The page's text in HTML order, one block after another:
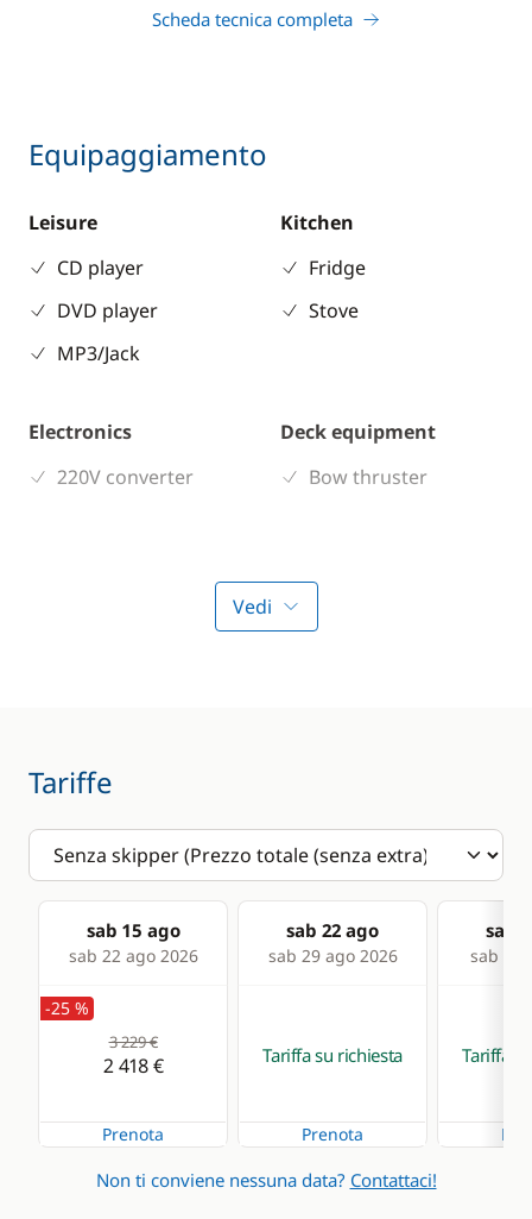
Scheda tecnica completa
Equipaggiamento
Leisure
CD player
DVD player
MP3/Jack
Kitchen
Fridge
Stove
Electronics
220V converter
Deck equipment
Bow thruster
Vedi
Tariffe
sab 15 ago
sab 22 ago 2026
sab 22 ago
sab 29 ago 2026
sab
sab 05
-25 %
3 229 €
2 418 €
Prenota
Tariffa su richiesta
Prenota
Tariffa
Non ti conviene nessuna data? Contattaci!